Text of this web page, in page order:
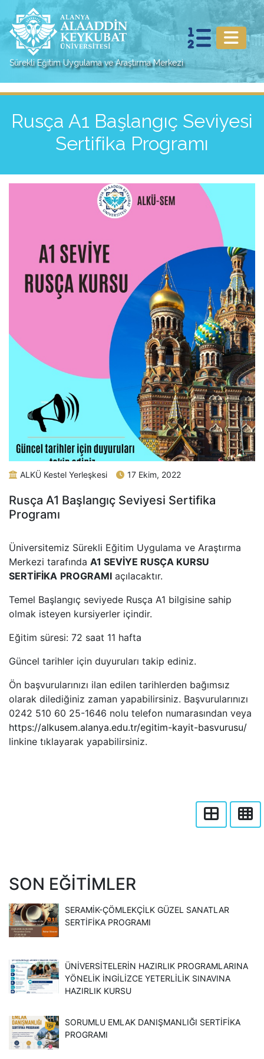
Sürekli Eğitim Uygulama ve Araştırma Merkezi
Rusça A1 Başlangıç Seviyesi
Sertifika Programı
ALKÜ Kestel Yerleşkesi 17 Ekim, 2022
Rusça A1 Başlangıç Seviyesi Sertifika
Programı
Üniversitemiz Sürekli Eğitim Uygulama ve Araştırma
Merkezi tarafında A1 SEVİYE RUSÇA KURSU
SERTİFİKA PROGRAMI açılacaktır.
Temel Başlangıç seviyede Rusça A1 bilgisine sahip
olmak isteyen kursiyerler içindir.
Eğitim süresi: 72 saat 11 hafta
Güncel tarihler için duyuruları takip ediniz.
Ön başvurularınızı ilan edilen tarihlerden bağımsız
olarak dilediğiniz zaman yapabilirsiniz. Başvurularınızı
0242 510 60 25-1646 nolu telefon numarasından veya
https://alkusem.alanya.edu.tr/egitim-kayit-basvurusu/
linkine tıklayarak yapabilirsiniz.
SON EĞITIMLER
SERAMİK-ÇÖMLEKÇİLK GÜZEL SANATLAR
SERTİFİKA PROGRAMI
ÜNİVERSİTELERİN HAZIRLIK PROGRAMLARINA
YÖNELİK İNGİLİZCE YETERLİLİK SINAVINA
HAZIRLIK KURSU
SORUMLU EMLAK DANIŞMANLIĞI SERTİFİKA
PROGRAMI